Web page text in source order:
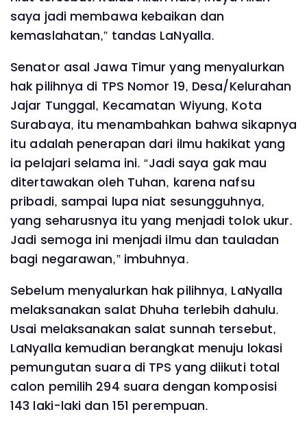
saya jadi membawa kebaikan dan
kemaslahatan,” tandas LaNyalla.
Senator asal Jawa Timur yang menyalurkan
hak pilihnya di TPS Nomor 19, Desa/Kelurahan
Jajar Tunggal, Kecamatan Wiyung, Kota
Surabaya, itu menambahkan bahwa sikapnya
itu adalah penerapan dari ilmu hakikat yang
ia pelajari selama ini. “Jadi saya gak mau
ditertawakan oleh Tuhan, karena nafsu
pribadi, sampai lupa niat sesungguhnya,
yang seharusnya itu yang menjadi tolok ukur.
Jadi semoga ini menjadi ilmu dan tauladan
bagi negarawan,” imbuhnya.
Sebelum menyalurkan hak pilihnya, LaNyalla
melaksanakan salat Dhuha terlebih dahulu.
Usai melaksanakan salat sunnah tersebut,
LaNyalla kemudian berangkat menuju lokasi
pemungutan suara di TPS yang diikuti total
calon pemilih 294 suara dengan komposisi
143 laki-laki dan 151 perempuan.